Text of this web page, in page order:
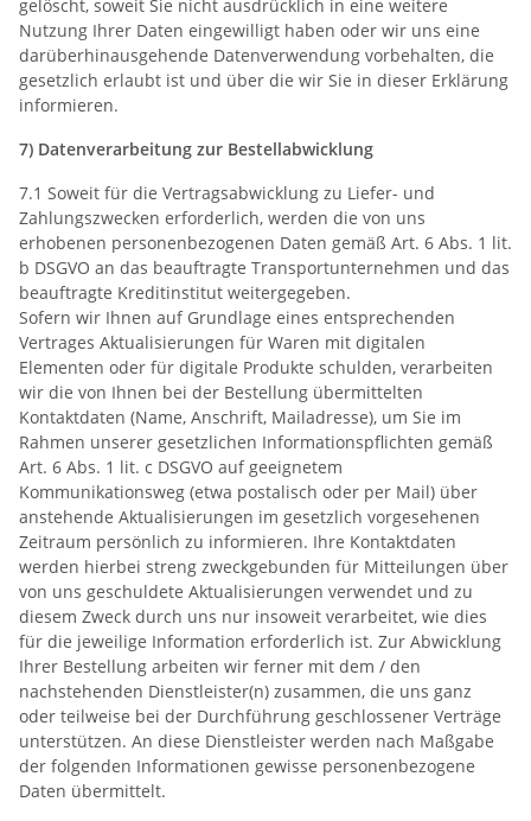
gelöscht, soweit Sie nicht ausdrücklich in eine weitere
Nutzung Ihrer Daten eingewilligt haben oder wir uns eine
darüberhinausgehende Datenverwendung vorbehalten, die
gesetzlich erlaubt ist und über die wir Sie in dieser Erklärung
informieren.
7) Datenverarbeitung zur Bestellabwicklung
7.1 Soweit für die Vertragsabwicklung zu Liefer- und
Zahlungszwecken erforderlich, werden die von uns
erhobenen personenbezogenen Daten gemäß Art. 6 Abs. 1 lit.
b DSGVO an das beauftragte Transportunternehmen und das
beauftragte Kreditinstitut weitergegeben.
Sofern wir Ihnen auf Grundlage eines entsprechenden
Vertrages Aktualisierungen für Waren mit digitalen
Elementen oder für digitale Produkte schulden, verarbeiten
wir die von Ihnen bei der Bestellung übermittelten
Kontaktdaten (Name, Anschrift, Mailadresse), um Sie im
Rahmen unserer gesetzlichen Informationspflichten gemäß
Art. 6 Abs. 1 lit. c DSGVO auf geeignetem
Kommunikationsweg (etwa postalisch oder per Mail) über
anstehende Aktualisierungen im gesetzlich vorgesehenen
Zeitraum persönlich zu informieren. Ihre Kontaktdaten
werden hierbei streng zweckgebunden für Mitteilungen über
von uns geschuldete Aktualisierungen verwendet und zu
diesem Zweck durch uns nur insoweit verarbeitet, wie dies
für die jeweilige Information erforderlich ist. Zur Abwicklung
Ihrer Bestellung arbeiten wir ferner mit dem / den
nachstehenden Dienstleister(n) zusammen, die uns ganz
oder teilweise bei der Durchführung geschlossener Verträge
unterstützen. An diese Dienstleister werden nach Maßgabe
der folgenden Informationen gewisse personenbezogene
Daten übermittelt.